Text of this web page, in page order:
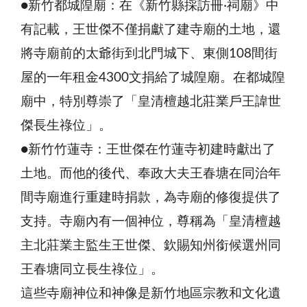
●新竹都城隍廟：在《新竹縣採訪冊‧祠廟》中
有記載，王世傑不僅捐獻了建寺廟的土地，還
將寺廟前的太爺街到北門城下、東側108間街
屋的一年租金4300文捐給了城隍廟。在都城隍
廟中，特別尊崇了「皇清檀越北莊業戶王諱世
傑長生祿位」。
●新竹竹蓮寺：王世傑在竹蓮寺初建時獻出了
土地。而他的後代、奉政大夫王春塘在同治年
間寺廟進行重建時捐款，為寺廟的修復提供了
支持。寺廟內有一個神位，尊稱為「皇清檀越
主北莊業主監生王世傑、欽賜知州銜候選州同
王春塘同立長生祿位」。
這些寺廟神位和神像是新竹地區宗教和文化遺